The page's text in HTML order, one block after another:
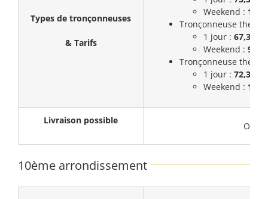
Types de tronçonneuses
& Tarifs
Weekend :
Tronçonneuse
1 jour : 67,3€
Weekend :
Tronçonneuse
1 jour : 72,3€
Weekend :
Livraison possible
Oui
10ème arrondissement